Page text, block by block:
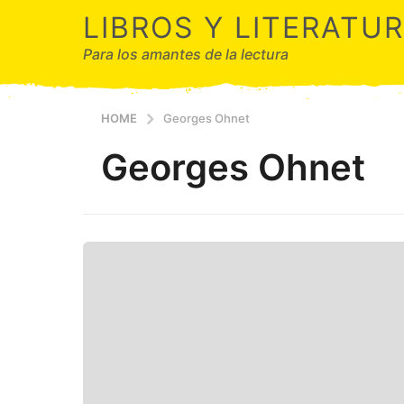
LIBROS Y
Para los amantes de la lectura
HOME Georges Ohnet
Georges Ohnet